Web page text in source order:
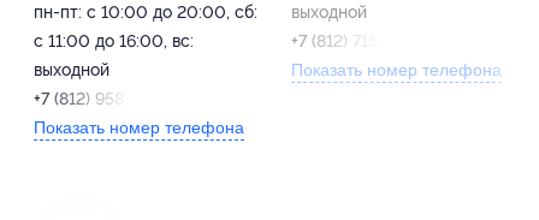
пн-пт: с 10:00 до 20:00, сб:
с 11:00 до 16:00, вс:
выходной
+7 (812) 958-30-80
Показать номер телефона
выходной
+7 (812) 715-09-71
Показать номер телефона